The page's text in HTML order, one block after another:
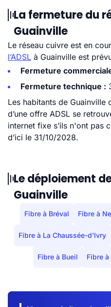
La fermeture du
Guainville
Le réseau cuivre est en
l’ADSL à Guainville est
Fermeture
Fermeture technique :
Les habitants de Guainville
d’une offre ADSL se
internet fixe s’ils n'ont pas
d’ici le 31/10/2028.
Le déploiement
Guainville
Fibre à Bréval Fibre à
Fibre à La Chaussée-d'Ivry
Fibre à Bueil Fibre